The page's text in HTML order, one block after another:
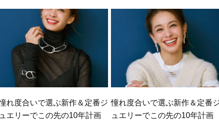
れ度合いで選ぶ新作＆定番ジ
エリーでこの先の10年計画
憧れ度合いで選ぶ新作＆定番
ュエリーでこの先の10年計画